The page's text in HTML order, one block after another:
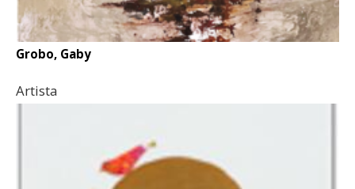
Grobo, Gaby
Artista